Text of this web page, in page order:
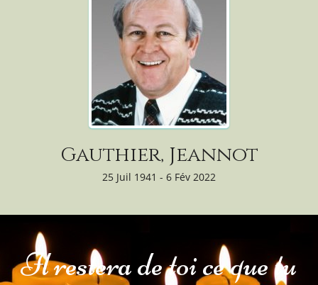
Gauthier, Jeannot
25 Juil 1941 - 6 Fév 2022
Il restera de toi ce que tu